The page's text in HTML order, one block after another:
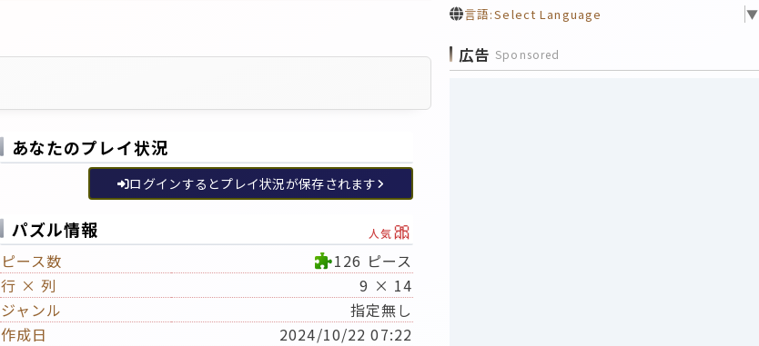
あなたのプレイ状況
ログインするとプレイ状況が保存されます
パズル情報 人気 🎀
ピース数
126 ピース
行 × 列
9 × 14
ジャンル
指定無し
作成日
2024/10/22 07:22
言語:Select Language ▼
広告 Sponsored